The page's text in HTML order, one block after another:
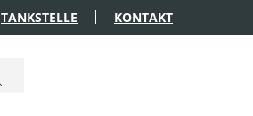
TANKSTELLE KONTAKT